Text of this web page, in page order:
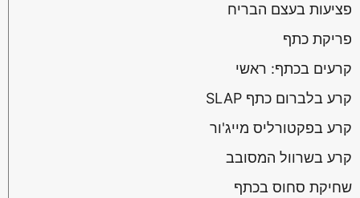
פציעות בעצם הבריח
פריקת כתף
קרעים בכתף: ראשי
קרע בלברום כתף SLAP
קרע בפקטורליס מייג'ור
קרע בשרוול המסובב
שחיקת סחוס בכתף